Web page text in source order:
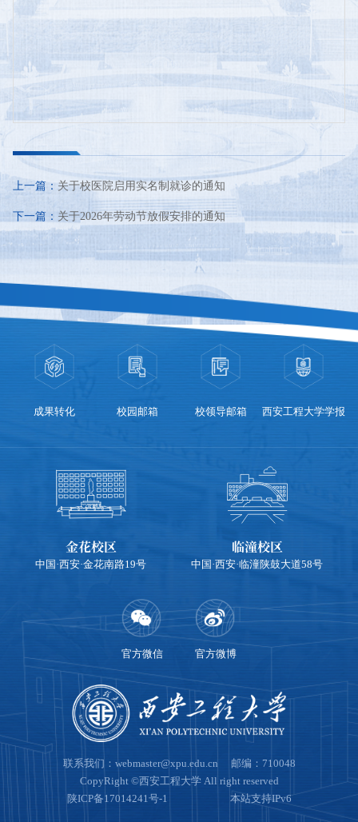
上一篇： 关于校医院启用实名制就诊的通知
下一篇： 关于2026年劳动节放假安排的通知
成果转化 校园邮箱 校领导邮箱 西安工程大学学报
联系我们：webmaster@xpu.edu.cn 邮编：710048
CopyRight ©西安工程大学 All right reserved
陕ICP备17014241号-1 本站支持IPv6
金花校区
中国·西安·金花南路19号
临潼校区
中国·西安·临潼陕鼓大道58号
官方微信 官方微博